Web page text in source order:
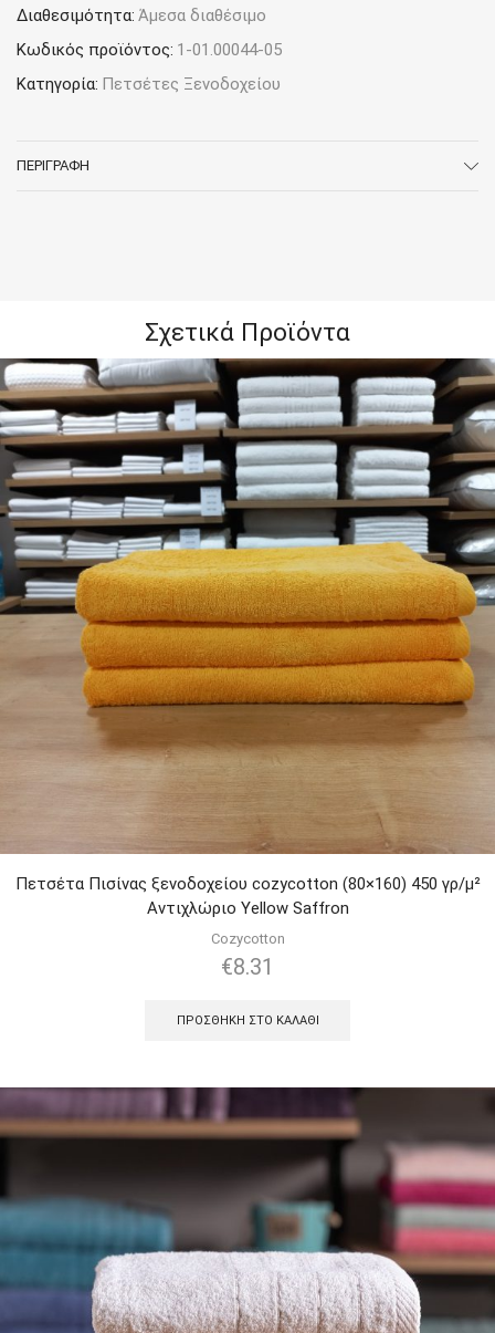
Διαθεσιμότητα: Άμεσα διαθέσιμο
Κωδικός προϊόντος: 1-01.00044-05
Κατηγορία: Πετσέτες Ξενοδοχείου
ΠΕΡΙΓΡΑΦΉ
Σχετικά Προϊόντα
Πετσέτα Πισίνας ξενοδοχείου cozycotton (80×160) 450 γρ/μ²
Αντιχλώριο Yellow Saffron
Cozycotton
€8.31
ΠΡΟΣΘΉΚΗ ΣΤΟ ΚΑΛΆΘΙ